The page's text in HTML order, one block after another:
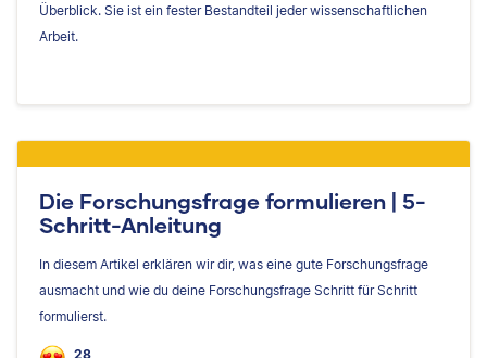
Überblick. Sie ist ein fester Bestandteil jeder wissenschaftlichen
Arbeit.
Die Forschungsfrage formulieren | 5-
Schritt-Anleitung
In diesem Artikel erklären wir dir, was eine gute Forschungsfrage
ausmacht und wie du deine Forschungsfrage Schritt für Schritt
formulierst.
28